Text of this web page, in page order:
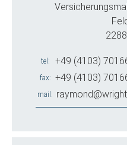
tel +49 (4103)
fax +49 (4103)
mail